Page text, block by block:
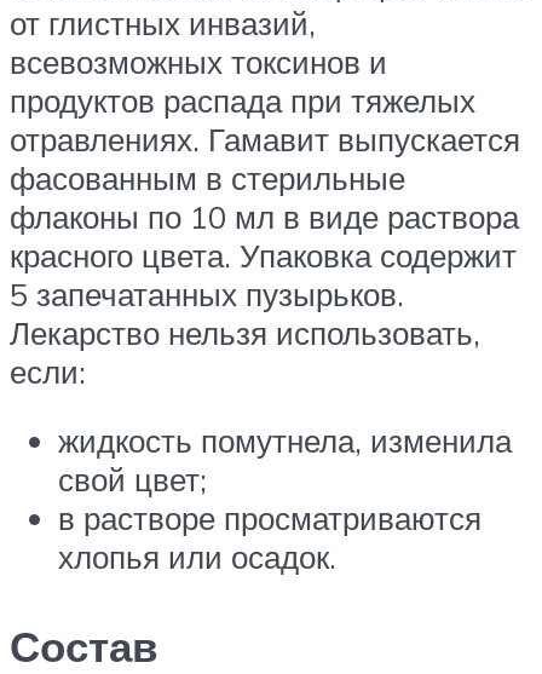
от глистных инвазий,
всевозможных токсинов и
продуктов распада при тяжелых
отравлениях. Гамавит выпускается
фасованным в стерильные
флаконы по 10 мл в виде раствора
красного цвета. Упаковка содержит
5 запечатанных пузырьков.
Лекарство нельзя использовать,
если:
жидкость помутнела, изменила
свой цвет;
в растворе просматриваются
хлопья или осадок.
Состав­